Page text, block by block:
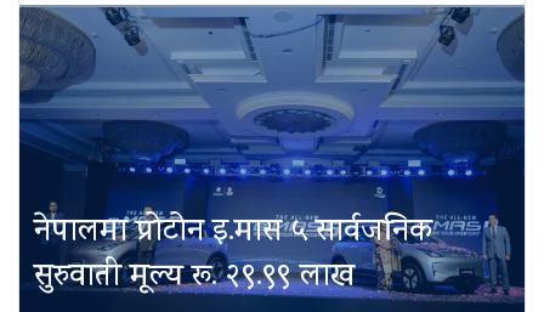
नेपालमा प्रोटोन इ.मास ५ सार्वजनिक
सुरुवाती मूल्य रू. २९.९९ लाख